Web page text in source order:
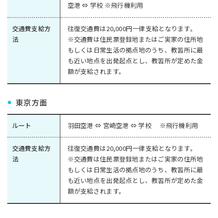
空港 ⇔ 学校 ※飛行機利用
交通費支給方
法
往復交通費は20,000円一律支給となります。
※交通費は住民票登録地またはご実家の住所地
もしくは日常生活の拠点地のうち、教習所に最
も近い地点を出発起点とし、教習所が定めた金
額が支給されます。
東京方面
ルート 羽田空港 ⇔ 宮崎空港 ⇔ 学校 ※飛行機利用
交通費支給方
法
往復交通費は20,000円一律支給となります。
※交通費は住民票登録地またはご実家の住所地
もしくは日常生活の拠点地のうち、教習所に最
も近い地点を出発起点とし、教習所が定めた金
額が支給されます。